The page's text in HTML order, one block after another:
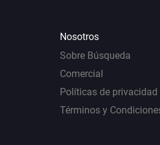
Nosotros
Sobre Búsqueda
Comercial
Políticas de privacidad
Términos y